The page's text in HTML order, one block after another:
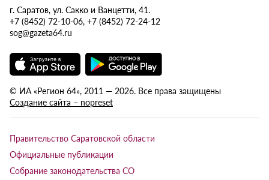
г. Саратов, ул. Сакко и Ванцетти, 41.
+7 (8452) 72-10-06, +7 (8452) 72-24-12
sog@gazeta64.ru
© ИА «Регион 64», 2011 — 2026. Все права защищены
Создание сайта – nopreset
Правительство Саратовской области
Официальные публикации
Собрание законодательства СО